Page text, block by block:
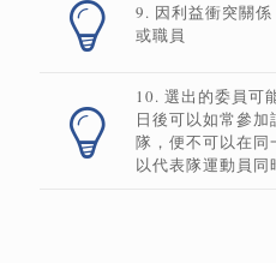
9. 因利益衝突關
或職員
10. 選出的委員可
日後可以如常參
隊，便不可以在同
以代表隊運動員